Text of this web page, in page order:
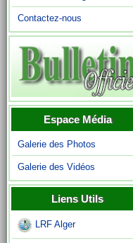
Contactez-nous
Espace Média
Galerie des Photos
Galerie des Vidéos
Liens Utils
LRF Alger